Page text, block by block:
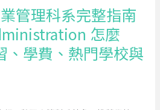
管理科系完整指南
怎麼
、學費、熱門學校與